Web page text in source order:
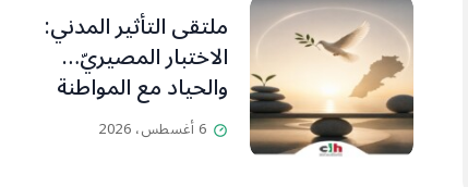
ملتقى التأثير المدني:
الاختبار المصيريّ…
والحياد مع المواطنة
بوصلة
6 أغسطس، 2026